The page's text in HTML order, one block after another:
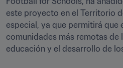
este proyecto en el Territorio
especial, ya que permitirá que
comunidades más remotas de
educación y el desarrollo de